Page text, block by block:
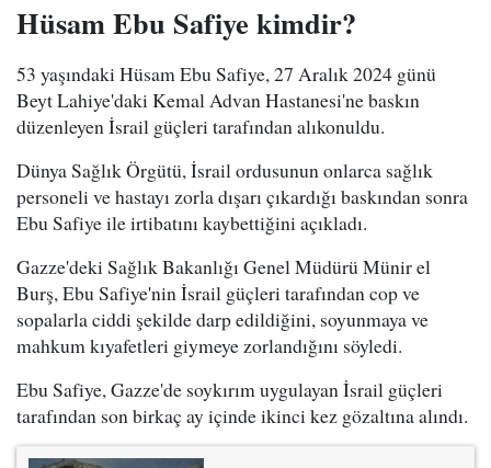
Hüsam Ebu Safiye kimdir?
53 yaşındaki Hüsam Ebu Safiye, 27 Aralık 2024 günü
Beyt Lahiye'daki Kemal Advan Hastanesi'ne baskın
düzenleyen İsrail güçleri tarafından alıkonuldu.
Dünya Sağlık Örgütü, İsrail ordusunun onlarca sağlık
personeli ve hastayı zorla dışarı çıkardığı baskından sonra
Ebu Safiye ile irtibatını kaybettiğini açıkladı.
Gazze'deki Sağlık Bakanlığı Genel Müdürü Münir el
Burş, Ebu Safiye'nin İsrail güçleri tarafından cop ve
sopalarla ciddi şekilde darp edildiğini, soyunmaya ve
mahkum kıyafetleri giymeye zorlandığını söyledi.
Ebu Safiye, Gazze'de soykırım uygulayan İsrail güçleri
tarafından son birkaç ay içinde ikinci kez gözaltına alındı.